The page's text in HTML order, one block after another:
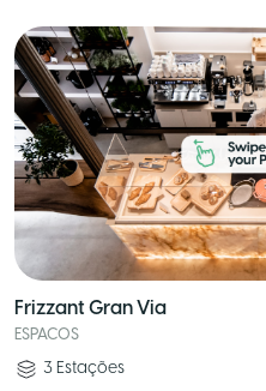
Frizzant Gran Via
ESPACOS
3 Estações